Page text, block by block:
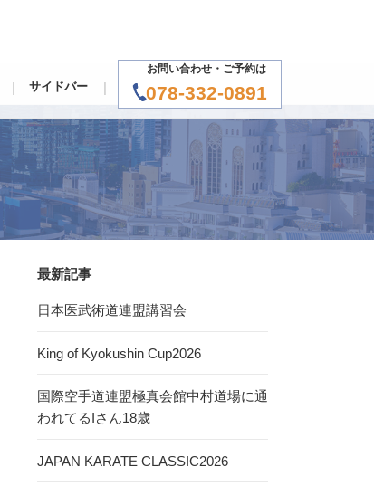
サイドバー
お問い合わせ・ご予約は
078-332-0891
最新記事
日本医武術道連盟講習会
King of Kyokushin Cup2026
国際空手道連盟極真会館中村道場に通
われてるIさん18歳
JAPAN KARATE CLASSIC2026